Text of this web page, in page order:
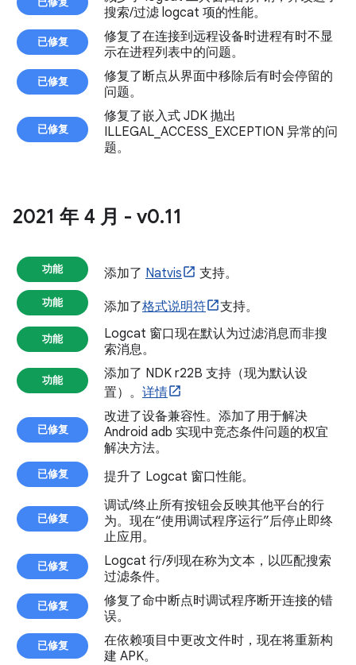
搜索/过滤 logcat 项的性能。
已修复
修复了在连接到远程设备时进程有时不显
示在进程列表中的问题。
已修复
修复了断点从界面中移除后有时会停留的
问题。
已修复
修复了嵌入式 JDK 抛出
ILLEGAL_ACCESS_EXCEPTION 异常的问
题。
2021 年 4 月 - v0.11
功能 添加了 Natvis 支持。
功能 添加了格式说明符 支持。
功能
Logcat 窗口现在默认为过滤消息而非搜
索消息。
功能
添加了 NDK r22B 支持（现为默认设
置）。 详情
已修复
改进了设备兼容性。添加了用于解决
Android adb 实现中竞态条件问题的权宜
解决方法。
已修复 提升了 Logcat 窗口性能。
已修复
调试/终止所有按钮会反映其他平台的行
为。现在“使用调试程序运行”后停止即终
止应用。
已修复
Logcat 行/列现在称为文本，以匹配搜索
过滤条件。
已修复
修复了命中断点时调试程序断开连接的错
误。
已修复
在依赖项目中更改文件时，现在将重新构
建 APK。